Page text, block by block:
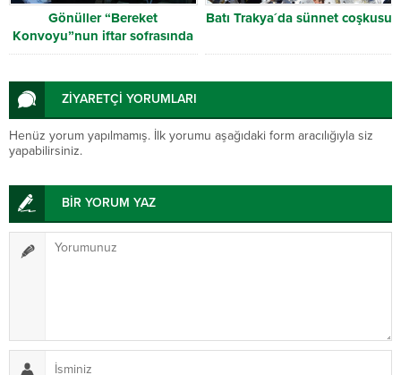
Gönüller “Bereket
Konvoyu”nun iftar sofrasında
buluştu
Batı Trakya´da sünnet coşkusu
ZİYARETÇİ YORUMLARI
Henüz yorum yapılmamış. İlk yorumu aşağıdaki form aracılığıyla siz
yapabilirsiniz.
BİR YORUM YAZ